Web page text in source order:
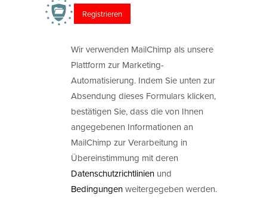
Wir verwenden MailChimp als unsere
Plattform zur Marketing-
Automatisierung. Indem Sie unten zur
Absendung dieses Formulars klicken,
bestätigen Sie, dass die von Ihnen
angegebenen Informationen an
MailChimp zur Verarbeitung in
Übereinstimmung mit deren
Datenschutzrichtlinien und
Bedingungenweitergegeben werden.